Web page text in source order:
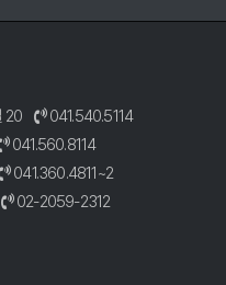
20
041.540.5114
041.560.8114
041.360.4811~2
02-2059-2312